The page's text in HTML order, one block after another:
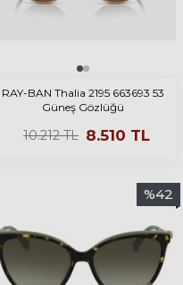
RAY-BAN Thalia 2195 663693 53
Güneş Gözlüğü
10.212TL 8.510 TL
%42